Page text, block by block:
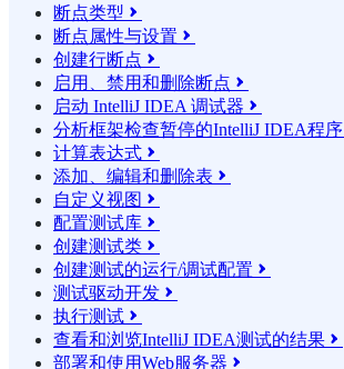
断点类型 
断点属性与设置 
创建行断点 
启用、禁用和删除断点 
启动 IntelliJ IDEA 调试器 
分析框架检查暂停的IntelliJ IDEA程序
计算表达式 
添加、编辑和删除表 
自定义视图 
配置测试库 
创建测试类 
创建测试的运行/调试配置 
测试驱动开发 
执行测试 
查看和浏览IntelliJ IDEA测试的结果 
部署和使用Web服务器 